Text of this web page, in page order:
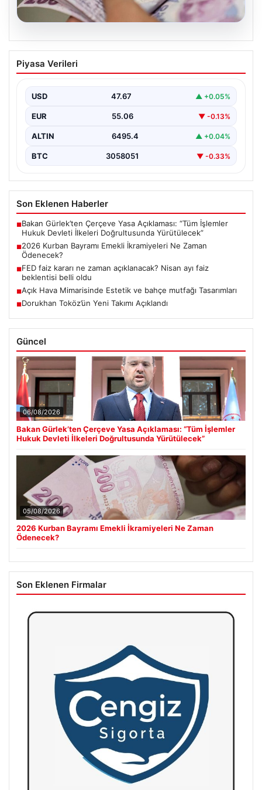
05.08.2026
2026 Kurban Bayramı Emekli
İkramiyeleri Ne Zaman Ödenecek?
milyon emekli vatandaşın gözü kulağı bayram
ikramiyesi…
Piyasa Verileri
USD 47.67 ▲ +0.05%
EUR 55.06 ▼ -0.13%
ALTIN 6495.4 ▲ +0.04%
BTC 3058051 ▼ -0.33%
Son Eklenen Haberler
■Bakan Gürlek’ten Çerçeve Yasa Açıklaması: “Tüm İşlemler
Hukuk Devleti İlkeleri Doğrultusunda Yürütülecek”
■2026 Kurban Bayramı Emekli İkramiyeleri Ne Zaman
Ödenecek?
■FED faiz kararı ne zaman açıklanacak? Nisan ayı faiz
beklentisi belli oldu
■Açık Hava Mimarisinde Estetik ve bahçe mutfağı Tasarımları
■Dorukhan Toköz’ün Yeni Takımı Açıklandı
Güncel
06/08/2026
Bakan Gürlek’ten Çerçeve Yasa Açıklaması: “Tüm İşlemler
Hukuk Devleti İlkeleri Doğrultusunda Yürütülecek”
05/08/2026
2026 Kurban Bayramı Emekli İkramiyeleri Ne Zaman
Ödenecek?
Son Eklenen Firmalar